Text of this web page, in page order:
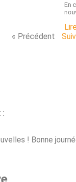
En
« Précédent
:
! Bonne